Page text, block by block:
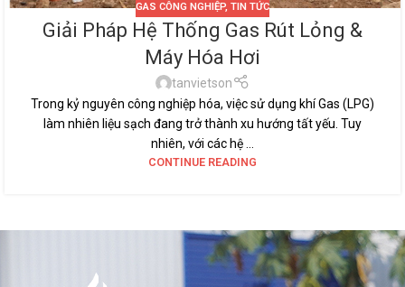
GAS CÔNG NGHIỆP, TIN TỨC
Giải Pháp Hệ Thống Gas Rút Lỏng &
Máy Hóa Hơi
tanvietson
Trong kỷ nguyên công nghiệp hóa, việc sử dụng khí Gas (LPG)
làm nhiên liệu sạch đang trở thành xu hướng tất yếu. Tuy
nhiên, với các hệ ...
CONTINUE READING